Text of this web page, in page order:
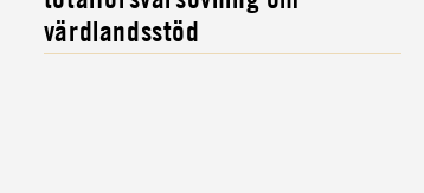
värdlandsstöd